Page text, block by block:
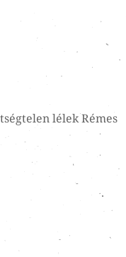
lélek Rémes